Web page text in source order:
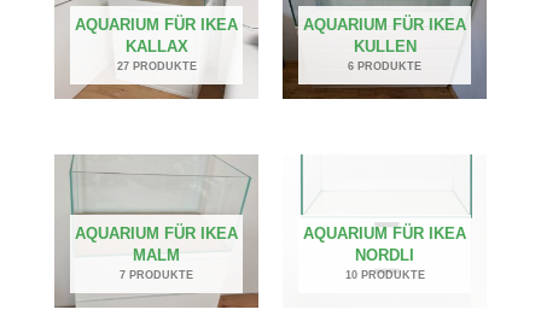
AQUARIUM FÜR IKEA
KALLAX
27 PRODUKTE
AQUARIUM FÜR IKEA
KULLEN
6 PRODUKTE
AQUARIUM FÜR IKEA
MALM
7 PRODUKTE
AQUARIUM FÜR IKEA
NORDLI
10 PRODUKTE